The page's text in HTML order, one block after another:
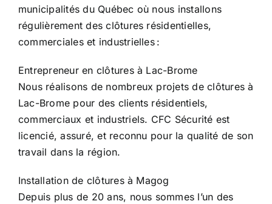
municipalités du Québec où nous installons
régulièrement des clôtures résidentielles,
commerciales et industrielles :
Entrepreneur en clôtures à Lac-Brome
Nous réalisons de nombreux projets de clôtures à
Lac-Brome pour des clients résidentiels,
commerciaux et industriels. CFC Sécurité est
licencié, assuré, et reconnu pour la qualité de son
travail dans la région.
Installation de clôtures à Magog
Depuis plus de 20 ans, nous sommes l’un des